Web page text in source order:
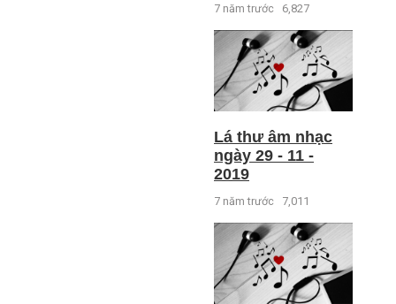
7 năm trước 6,827
Lá thư âm nhạc
ngày 29 - 11 -
2019
7 năm trước 7,011